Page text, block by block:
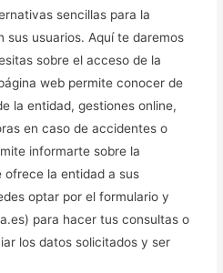
sencillas para la
usuarios. Aquí te daremos
sobre el acceso de la
web permite conocer de
la entidad, gestiones online,
en caso de accidentes o
informarte sobre la
la entidad a sus
optar por el formulario y
para hacer tus consultas o
los datos solicitados y ser